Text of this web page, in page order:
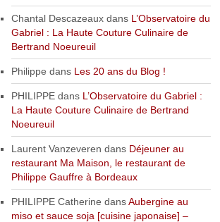
Chantal Descazeauxdans L’Observatoire du
Gabriel : La Haute Couture Culinaire de
Bertrand Noeureuil
Philippe dans Les 20 ans du Blog !
PHILIPPEdans L’Observatoire du Gabriel :
La Haute Couture Culinaire de Bertrand
Noeureuil
Laurent Vanzeveren dans Déjeuner au
restaurant Ma Maison, le restaurant de
Philippe Gauffre à Bordeaux
PHILIPPE Catherine dansAubergine au
miso et sauce soja [cuisine japonaise] –